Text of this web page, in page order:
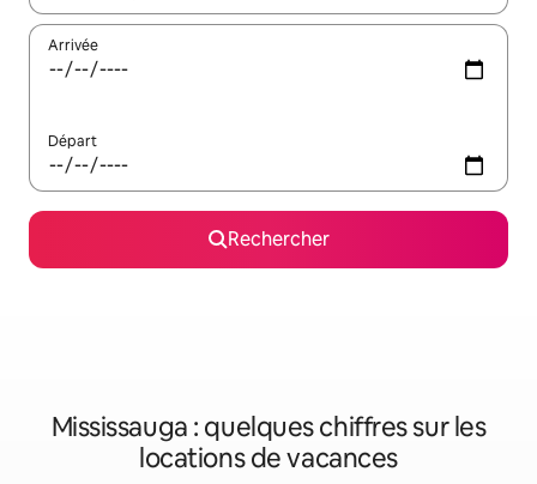
Arrivée
Départ
Rechercher
Mississauga : quelques chiffres sur les
locations de vacances